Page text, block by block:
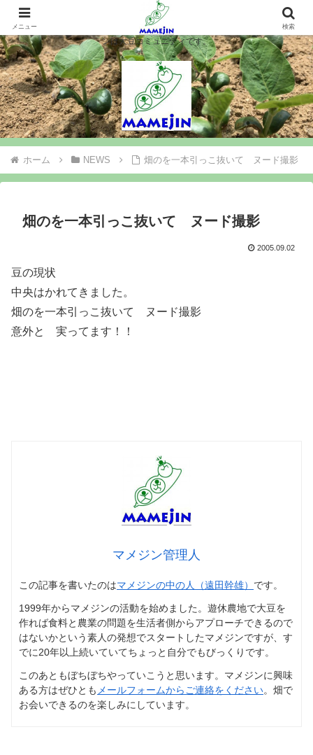
マメジンは大豆を作ります、シロウト農業を楽しみます、大豆コミュニティ＝
マメジン。大豆栽培や味噌豆腐づくりで農業と食料問題を考え行動するマメジ
ンは大豆コミュニティです。
ホーム NEWS 畑のを一本引っこ抜いて ヌード撮影
畑のを一本引っこ抜いて ヌード撮影
2005.09.02
豆の現状
中央はかれてきました。
畑のを一本引っこ抜いて ヌード撮影
意外と 実ってます！！
マメジン管理人
この記事を書いたのはマメジンの中の人（遠田幹雄） です。
1999年からマメジンの活動を始めました。遊休農地で大豆を
作れば食料と農業の問題を生活者側からアプローチできるので
はないかという素人の発想でスタートしたマメジンですが、す
でに20年以上続いていてちょっと自分でもびっくりです。
このあともぼちぼちやっていこうと思います。マメジンに興味
ある方はぜひとも メールフォームからご連絡をください。畑で
お会いできるのを楽しみにしています。
メニュー 検索